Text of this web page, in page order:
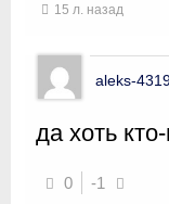
15 л. назад
aleks-
да хоть
0 -1